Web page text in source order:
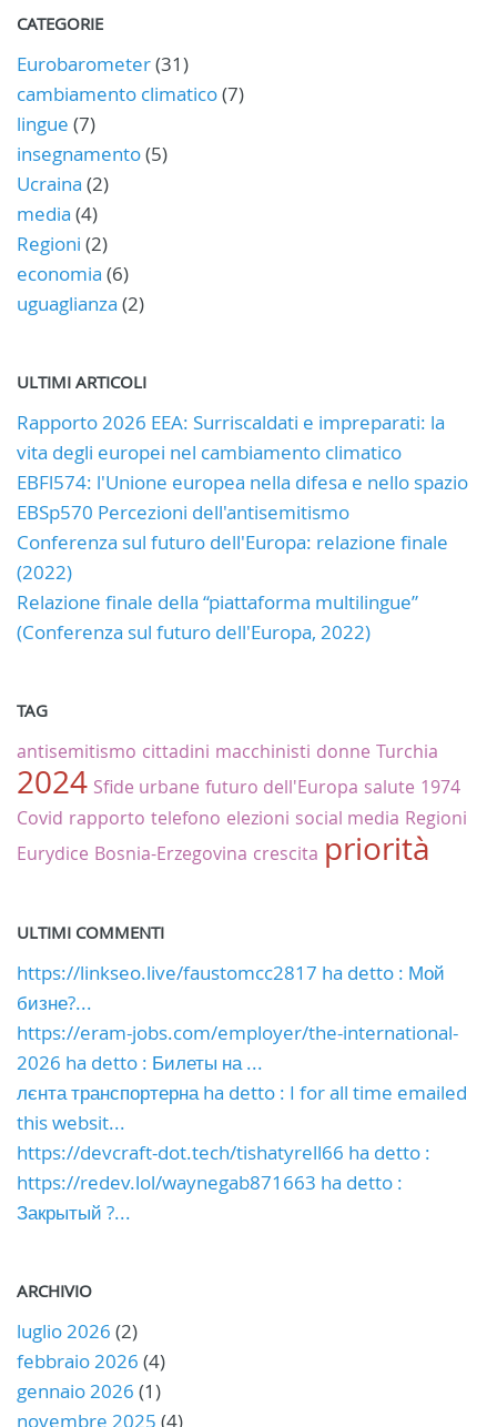
CATEGORIE
Eurobarometer(31)
cambiamento climatico(7)
lingue (7)
insegnamento(5)
Ucraina (2)
media (4)
Regioni (2)
economia (6)
uguaglianza (2)
ULTIMI ARTICOLI
Rapporto 2026 EEA: Surriscaldati e impreparati: la
vita degli europei nel cambiamento climatico
EBFl574: l'Unione europea nella difesa e nello spazio
EBSp570 Percezioni dell'antisemitismo
Conferenza sul futuro dell'Europa: relazione finale
(2022)
Relazione finale della “piattaforma multilingue”
(Conferenza sul futuro dell'Europa, 2022)
TAG
antisemitismo cittadini macchinisti donne Turchia
2024 Sfide urbane futuro dell'Europa salute 1974
Covid rapporto telefono elezioni social media Regioni
Eurydice Bosnia-Erzegovina crescita priorità
ULTIMI COMMENTI
https://linkseo.live/faustomcc2817 ha detto : Мой
бизне?...
https://eram-jobs.com/employer/the-international-
2026 ha detto : Билеты на ...
лєнта транспортерна ha detto : I for all time emailed
this websit...
https://devcraft-dot.tech/tishatyrell66 ha detto :
https://redev.lol/waynegab871663 ha detto :
Закрытый ?...
ARCHIVIO
luglio 2026 (2)
febbraio 2026 (4)
gennaio 2026 (1)
novembre 2025 (4)